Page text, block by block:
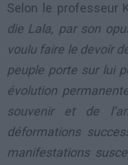
Selon le professeur
die Lala, par son
voulu faire le devoir
peuple porte sur lui
évolution
souvenir et de
déformations
manifestations